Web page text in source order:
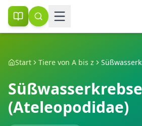
Start Tiere von A bis z
Süßwasserkrebse
(Ateleopodidae)